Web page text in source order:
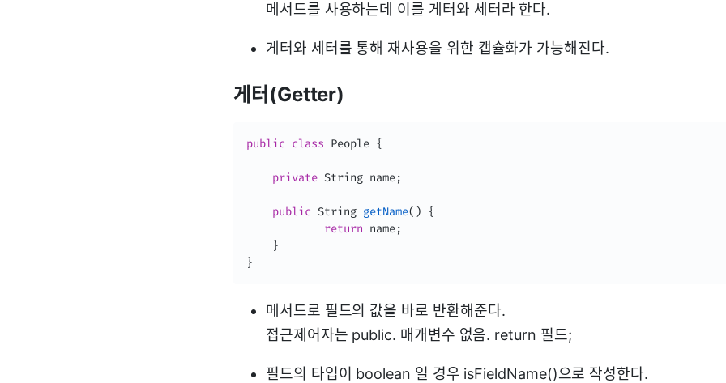
메서드를 사용하는데 이를 게터와 세터라 한다.
게터와 세터를 통해 재사용을 위한 캡슐화가 가능해진다.
게터(Getter)
public class People {
private String name;
public String getName( ) {
return name;
}
}
메서드로 필드의 값을 바로 반환해준다.
접근제어자는 public. 매개변수 없음. return 필드;
필드의 타입이 boolean 일 경우 isFieldName()으로 작성한다.